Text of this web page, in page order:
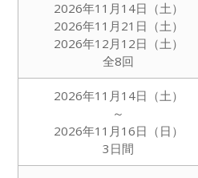
2026年11月14日（土）
2026年11月21日（土）
2026年12月12日（土）
全8回
2026年11月14日（土）
～
2026年11月16日（日）
3日間